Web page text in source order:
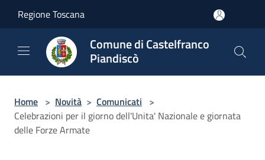
Regione Toscana
Comune di Castelfranco
Piandiscò
Home > Novità > Comunicati >
Celebrazioni per il giorno dell'Unita' Nazionale e giornata
delle Forze Armate